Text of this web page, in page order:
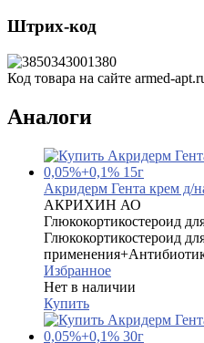
Штрих-код
Код товара на сайте armed-
Аналоги
Акридерм Гента крем д/
АКРИХИН АО
Глюкокортикостероид
Глюкокортикостероид
Избранное
Нет в наличии
Купить